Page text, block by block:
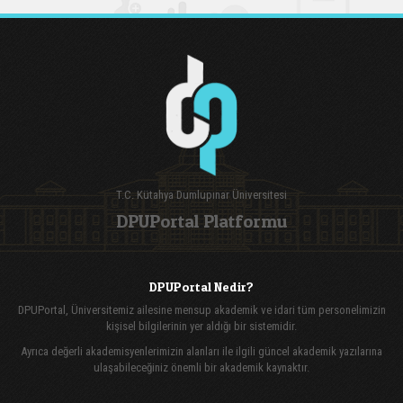
T.C. Kütahya Dumlupınar Üniversitesi
DPUPortal Platformu
DPUPortal Nedir?
DPUPortal, Üniversitemiz ailesine mensup akademik ve idari tüm personelimizin
kişisel bilgilerinin yer aldığı bir sistemidir.
Ayrıca değerli akademisyenlerimizin alanları ile ilgili güncel akademik yazılarına
ulaşabileceğiniz önemli bir akademik kaynaktır.